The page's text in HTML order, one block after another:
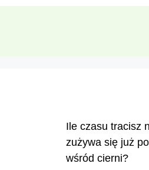
Ile czasu tracisz
zużywa się już
wśród cierni?